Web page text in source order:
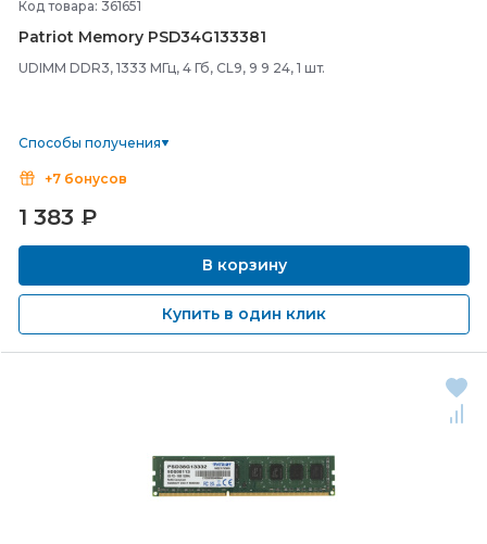
Код товара: 361651
Patriot Memory PSD34G133381
UDIMM DDR3, 1333 МГц, 4 Гб, CL9, 9 9 24, 1 шт.
Способы получения
+7 бонусов
1 383 ₽
В корзину
Купить в один клик